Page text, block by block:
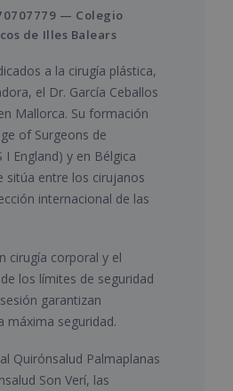
— Colegio
de Illes Balears
a la cirugía plástica,
el Dr. García Ceballos
Mallorca. Su formación
of Surgeons de
I England) y en Bélgica
sitúa entre los cirujanos
internacional de las
cirugía corporal y el
los límites de seguridad
garantizan
máxima seguridad.
Quirónsalud Palmaplanas
Son Verí, las